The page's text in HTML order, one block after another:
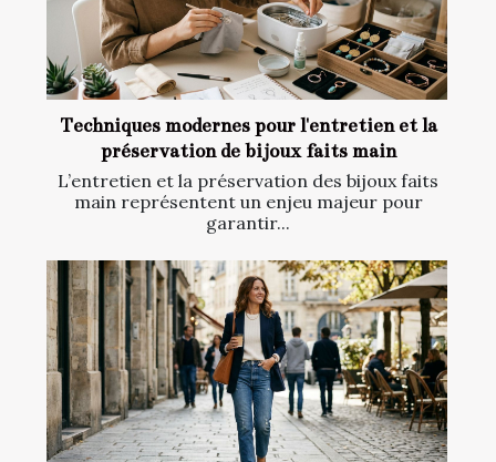
Techniques modernes pour l'entretien et la
préservation de bijoux faits main
L’entretien et la préservation des bijoux faits
main représentent un enjeu majeur pour
garantir...